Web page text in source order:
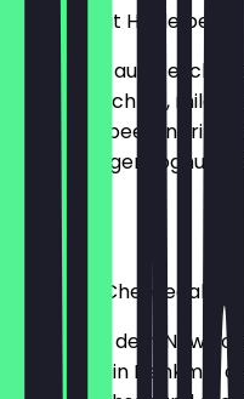
Joghurt mit Heidelbeere
Ein Strudel aus
Hausgemachtes, mild-
Wildheidelbeeren trifft
Schrozberger Joghurt.
New York Cheesecake
Wir setzen dem New
Elephant ein Denkmal